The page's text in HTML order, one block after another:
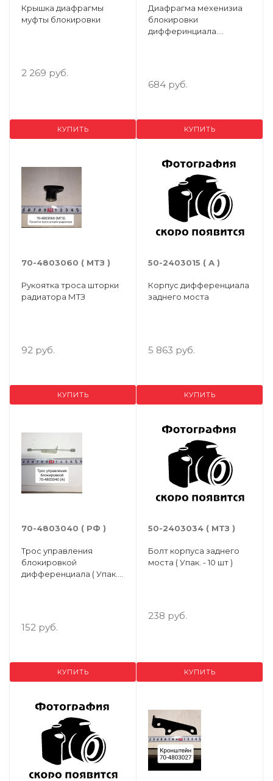
Крышка диафрагмы
муфты блокировки
2 269 руб.
КУПИТЬ
Диафрагма мехенизиа
блокировки
дифферинциала.
684 руб.
КУПИТЬ
70-4803060 ( МТЗ )
Рукоятка троса шторки
радиатора МТЗ
92 руб.
КУПИТЬ
50-2403015 ( А )
Корпус дифференциала
заднего моста
5 863 руб.
КУПИТЬ
70-4803040 ( РФ )
Трос управления
блокировкой
дифференциала ( Упак. -
152 руб.
КУПИТЬ
50-2403034 ( МТЗ )
Болт корпуса заднего
моста ( Упак. - 10 шт )
238 руб.
КУПИТЬ